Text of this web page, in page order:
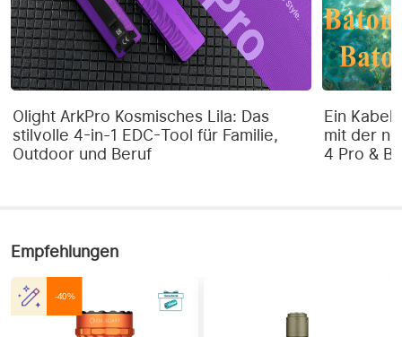
Olight ArkPro Kosmisches Lila: Das
stilvolle 4-in-1 EDC-Tool für Familie,
Outdoor und Beruf
Ein Kabel
mit der
4 Pro &
Empfehlungen
-40%